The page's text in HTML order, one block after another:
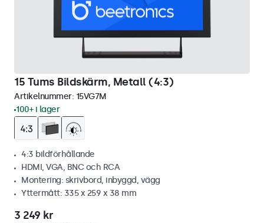
15 Tums Bildskärm, Metall (4:3)
Artikelnummer: 15VG7M
100+ i lager
4:3 bildförhållande
HDMI, VGA, BNC och RCA
Montering: skrivbord, inbyggd, vägg
Yttermått: 335 x 259 x 38 mm
3 249 kr